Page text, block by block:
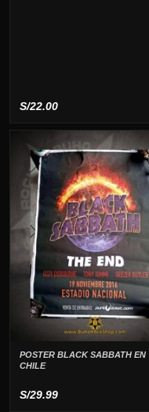
S/22.00
POSTER BLACK SABBATH EN
CHILE
S/29.99